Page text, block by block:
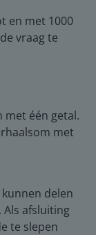
en met 1000
vraag te
met één getal.
met
delen
Als afsluiting
te slepen